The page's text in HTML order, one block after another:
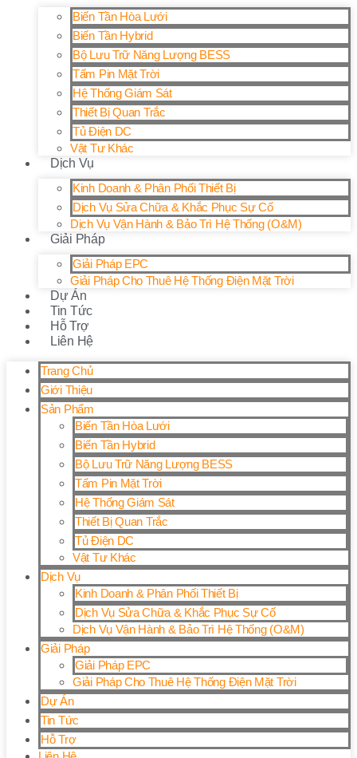
Biến Tần Hòa Lưới
Biến Tần Hybrid
Bộ Lưu Trữ Năng Lượng BESS
Tấm Pin Mặt Trời
Hệ Thống Giám Sát
Thiết Bị Quan Trắc
Tủ Điện DC
Vật Tư Khác
Dịch Vụ
Kinh Doanh & Phân Phối Thiết Bị
Dịch Vụ Sửa Chữa & Khắc Phục Sự Cố
Dịch Vụ Vận Hành & Bảo Trì Hệ Thống (O&M)
Giải Pháp
Giải Pháp EPC
Giải Pháp Cho Thuê Hệ Thống Điện Mặt Trời
Dự Án
Tin Tức
Hỗ Trợ
Liên Hệ
Trang Chủ
Giới Thiệu
Sản Phẩm
Biến Tần Hòa Lưới
Biến Tần Hybrid
Bộ Lưu Trữ Năng Lượng BESS
Tấm Pin Mặt Trời
Hệ Thống Giám Sát
Thiết Bị Quan Trắc
Tủ Điện DC
Vật Tư Khác
Dịch Vụ
Kinh Doanh & Phân Phối Thiết Bị
Dịch Vụ Sửa Chữa & Khắc Phục Sự Cố
Dịch Vụ Vận Hành & Bảo Trì Hệ Thống (O&M)
Giải Pháp
Giải Pháp EPC
Giải Pháp Cho Thuê Hệ Thống Điện Mặt Trời
Dự Án
Tin Tức
Hỗ Trợ